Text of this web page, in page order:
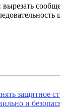
защитное
и